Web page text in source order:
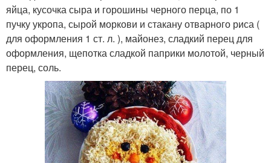
яйца, кусочка сыра и горошины черного перца, по 1
пучку укропа, сырой моркови и стакану отварного риса (
для оформления 1 ст. л. ), майонез, сладкий перец для
оформления, щепотка сладкой паприки молотой, черный
перец, соль.